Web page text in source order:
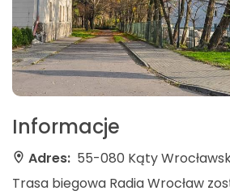
Informacje
Adres: 55-080 Kąty
Trasa biegowa Radia Wrocław